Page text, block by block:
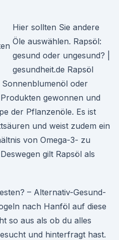
Hier sollten Sie andere
Öle auswählen. Rapsöl:
gesund oder ungesund? |
gesundheit.de Rapsöl
oder
gewonnen und
der Pflanzenöle. Es ist
und weist zudem ein
von Omega-3- zu
gilt Rapsöl als
– Alternativ-Gesund-
nach Hanföl auf diese
so aus als ob du alles
und hinterfragt hast.